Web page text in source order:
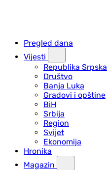
Pregled dana
Vijesti
Republika Srpska
Društvo
Banja Luka
Gradovi i opštine
BiH
Srbija
Region
Svijet
Ekonomija
Hronika
Magazin